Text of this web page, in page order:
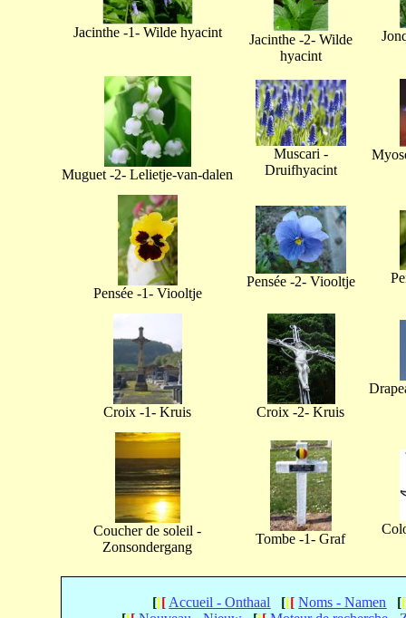
Jacinthe -1- Wilde hyacint
Jacinthe -2- Wilde
hyacint
Muguet -2- Lelietje-van-dalen
Muscari -
Druifhyacint
Pensée -1- Viooltje
Pensée -2- Viooltje
Croix -1- Kruis Croix -2- Kruis
Coucher de soleil -
Zonsondergang
Tombe -1- Graf
[[[ Accueil - Onthaal [[[ Noms - Namen [[